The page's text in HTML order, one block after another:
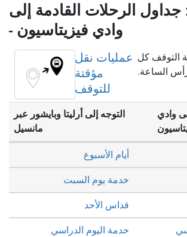
جداول الرحلات القادمة إلى
وادي فيزيتاسيون -
عمليات نقل
مؤقتة
للتوقف
التوقف كل
وادي
التوجه إلى أرليتا وبايشور عبر
مانسيل
خدمة يوم السبت
قداس الأحد
أيام الأسبوع
خدمة اليوم الدراسي